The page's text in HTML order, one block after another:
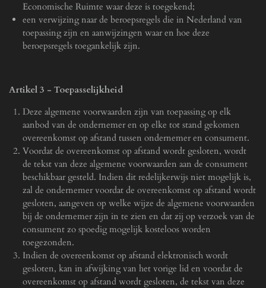
Economische Ruimte waar deze is toegekend;
een verwijzing naar de beroepsregels die in Nederland van
toepassing zijn en aanwijzingen waar en hoe deze
beroepsregels toegankelijk zijn.
Artikel 3 - Toepasselijkheid
Deze algemene voorwaarden zijn van toepassing op elk
aanbod van de ondernemer en op elke tot stand gekomen
overeenkomst op afstand tussen ondernemer en consument.
Voordat de overeenkomst op afstand wordt gesloten, wordt
de tekst van deze algemene voorwaarden aan de consument
beschikbaar gesteld. Indien dit redelijkerwijs niet mogelijk is,
zal de ondernemer voordat de overeenkomst op afstand wordt
gesloten, aangeven op welke wijze de algemene voorwaarden
bij de ondernemer zijn in te zien en dat zij op verzoek van de
consument zo spoedig mogelijk kosteloos worden
toegezonden.
Indien de overeenkomst op afstand elektronisch wordt
gesloten, kan in afwijking van het vorige lid en voordat de
overeenkomst op afstand wordt gesloten, de tekst van deze